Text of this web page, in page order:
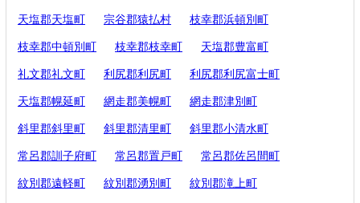
天塩郡天塩町 宗谷郡猿払村 枝幸郡浜頓別町
枝幸郡中頓別町 枝幸郡枝幸町 天塩郡豊富町
礼文郡礼文町 利尻郡利尻町 利尻郡利尻富士町
天塩郡幌延町 網走郡美幌町 網走郡津別町
斜里郡斜里町 斜里郡清里町 斜里郡小清水町
常呂郡訓子府町 常呂郡置戸町 常呂郡佐呂間町
紋別郡遠軽町 紋別郡湧別町 紋別郡滝上町